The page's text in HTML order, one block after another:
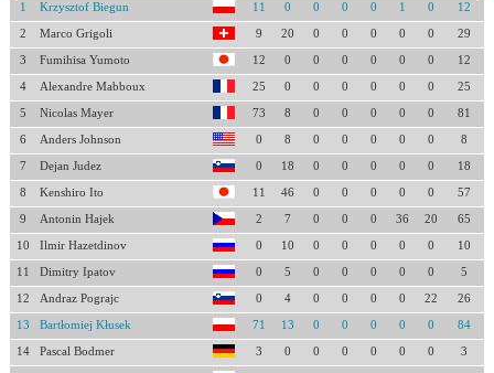
1 Krzysztof Biegun 11 0 0 0 0 1 0 12
2 Marco Grigoli 9 20 0 0 0 0 0 29
3 Fumihisa Yumoto 12 0 0 0 0 0 0 12
4 Alexandre Mabboux 25 0 0 0 0 0 0 25
5 Nicolas Mayer 73 8 0 0 0 0 0 81
6 Anders Johnson 0 8 0 0 0 0 0 8
7 Dejan Judez 0 18 0 0 0 0 0 18
8 Kenshiro Ito 11 46 0 0 0 0 0 57
9 Antonin Hajek 2 7 0 0 0 36 20 65
10 Ilmir Hazetdinov 0 10 0 0 0 0 0 10
11 Dimitry Ipatov 0 5 0 0 0 0 0 5
12 Andraz Pograjc 0 4 0 0 0 0 22 26
13 Bartłomiej Kłusek 71 13 0 0 0 0 0 84
14 Pascal Bodmer 3 0 0 0 0 0 0 3